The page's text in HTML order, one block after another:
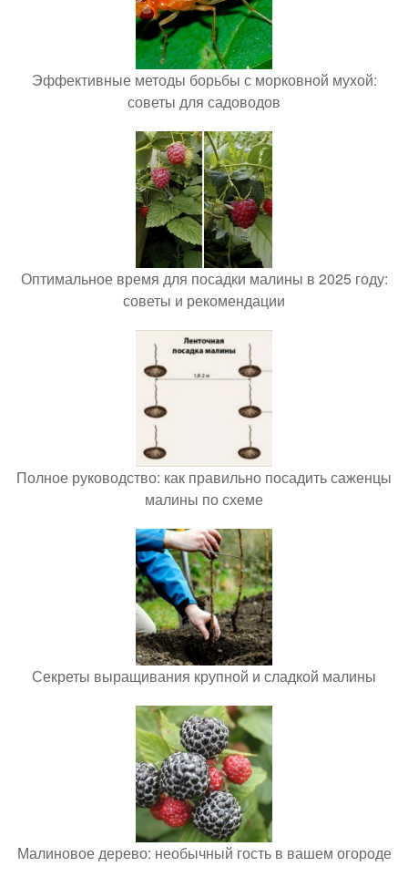
Эффективные методы борьбы с морковной мухой:
советы для садоводов
Оптимальное время для посадки малины в 2025 году:
советы и рекомендации
Полное руководство: как правильно посадить саженцы
малины по схеме
Секреты выращивания крупной и сладкой малины
Малиновое дерево: необычный гость в вашем огороде